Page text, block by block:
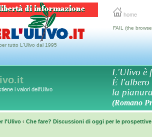
home
tutto L'Ulivo dal 1995
FAIL (the
i valori dell'Ulivo
L'Ulivo è
È l'albero
la
(Romano
l'Ulivo ‹ Che fare? Discussioni di oggi per le